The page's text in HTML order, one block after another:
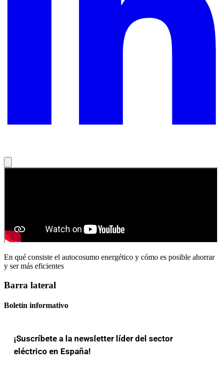
En qué consiste el autocosumo energético y cómo es posible ahorrar
y ser más eficientes
Barra lateral
Boletín informativo
¡Suscríbete a la newsletter líder del sector
eléctrico en España!